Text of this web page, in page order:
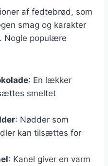
af fedtebrød, som
smag og karakter
Nogle populære
: En lækker
smeltet
: Nødder som
kan tilsættes for
: Kanel giver en varm